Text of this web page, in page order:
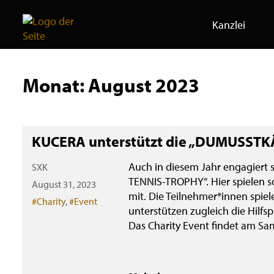
content
Kanzlei
Monat:August 2023
KUCERA unterstützt die
SXK
August 31, 2023
Categories
#Charity,#Event
Auch in diesem Jahr engagiert
TENNIS-TROPHY“. Hier
mit. Die Teilnehmer*innen
unterstützen zugleich die
Das Charity Event findet am